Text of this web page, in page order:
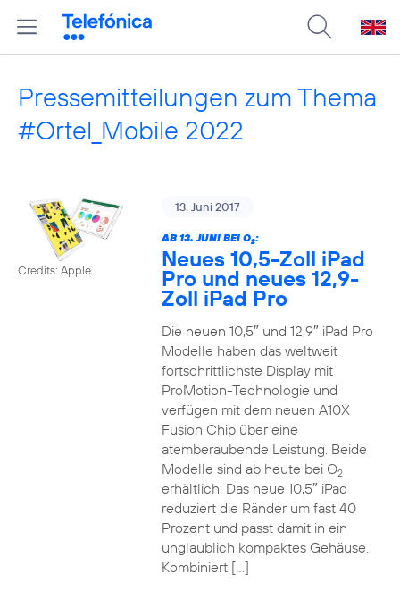
Pressemitteilungen zum Thema
#Ortel_Mobile 2022
Credits: Apple
13. Juni 2017
AB 13. JUNI BEI O2:
Neues 10,5-Zoll iPad
Pro und neues 12,9-
Zoll iPad Pro
Die neuen 10,5″ und 12,9″ iPad Pro
Modelle haben das weltweit
fortschrittlichste Display mit
ProMotion-Technologie und
verfügen mit dem neuen A10X
Fusion Chip über eine
atemberaubende Leistung. Beide
Modelle sind ab heute bei O2
erhältlich. Das neue 10,5″ iPad
reduziert die Ränder um fast 40
Prozent und passt damit in ein
unglaublich kompaktes Gehäuse.
Kombiniert […]